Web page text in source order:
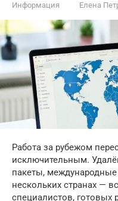
Информация Елена
Работа за рубежом
исключительным.
пакеты,
нескольких странах —
специалистов, готовых